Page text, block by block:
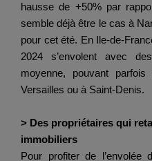
hausse de +50% par
semble déjà être le cas à
pour cet été. En Ile-de-
2024 s’envolent avec
moyenne, pouvant
Versailles ou à Saint-Denis.
> Des propriétaires qui
immobiliers
Pour profiter de